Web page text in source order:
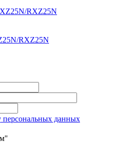
RXZ25N
персональных данных